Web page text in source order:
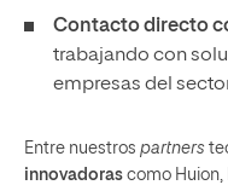
Contacto directo
trabajando con
empresas del
Entre nuestros partners
innovadoras como Huion,